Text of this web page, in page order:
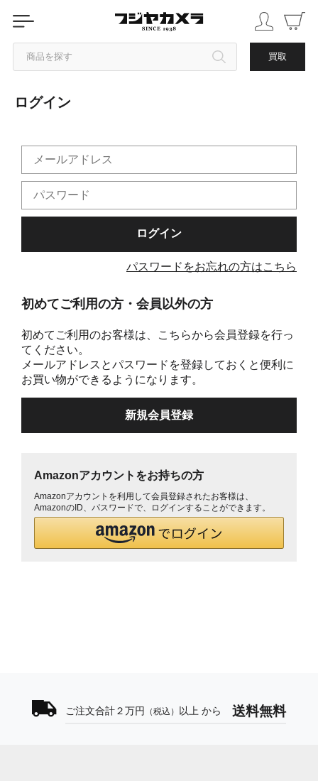
商品を探す 買取
カテゴリから探す
中古品を探す
ログイン
パスワードをお忘れの方はこちら
初めてご利用の方・会員以外の方
初めてご利用のお客様は、こちらから会員登録を行っ
てください。
メールアドレスとパスワードを登録しておくと便利に
お買い物ができるようになります。
Amazonアカウントをお持ちの方
Amazonアカウントを利用して会員登録されたお客様は、
AmazonのID、パスワードで、ログインすることができます。
ご注文合計２万円 （税込） 以上 から 送料無料